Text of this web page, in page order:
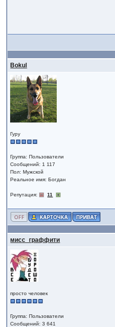
Bokul
Гуру
Группа: Пользователи
Сообщений: 1 117
Пол: Мужской
Реальное имя: Богдан
Репутация: 11
мисс_граффити
просто человек
Группа: Пользователи
Сообщений: 3 641